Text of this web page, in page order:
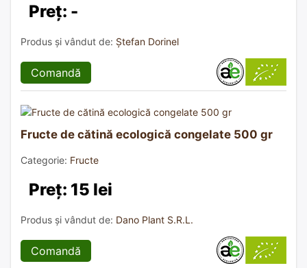
Preț: -
Produs și vândut de: Ștefan Dorinel
Comandă
Fructe de cătină ecologică congelate 500 gr
Categorie: Fructe
Preț: 15 lei
Produs și vândut de: Dano Plant S.R.L.
Comandă